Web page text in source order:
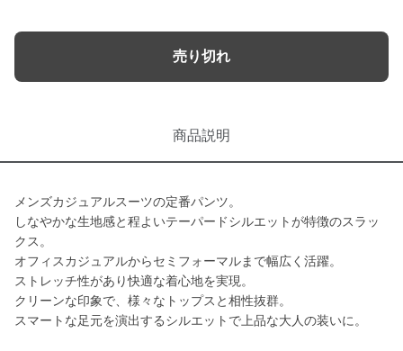
売り切れ
商品説明
メンズカジュアルスーツの定番パンツ。
しなやかな生地感と程よいテーパードシルエットが特徴のスラッ
クス。
オフィスカジュアルからセミフォーマルまで幅広く活躍。
ストレッチ性があり快適な着心地を実現。
クリーンな印象で、様々なトップスと相性抜群。
スマートな足元を演出するシルエットで上品な大人の装いに。